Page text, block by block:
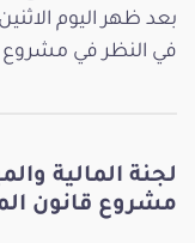
في النظر في مشروع القانون
لجنة المالية
مشروع قانون